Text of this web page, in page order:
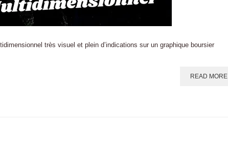
très visuel et plein d’indications sur un graphique boursier
READ MORE